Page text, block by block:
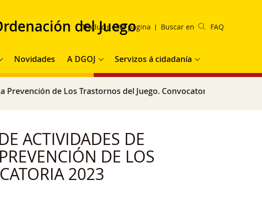
del Juego
Traducir esta página Buscar en FAQ
principal
Novidades A DGOJ Servizos á cidadanía
de Los Trastornos del Juego. Convocatoria 2023
ACTIVIDADES DE
DE LOS
2023